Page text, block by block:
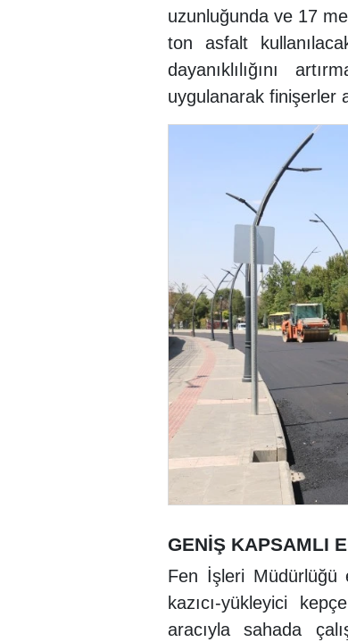
uzunluğunda ve 17
ton asfalt
dayanıklılığını
uygulanarak finişerler
GENİŞ KAPSAMLI
Fen İşleri Müdürlüğü
kazıcı-yükleyici
aracıyla sahada